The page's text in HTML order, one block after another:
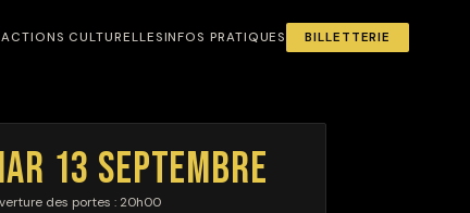
ACTIONS CULTURELLESINFOS PRATIQUES BILLETTERIE
13 SEPTEMBRE
des portes : 20h00